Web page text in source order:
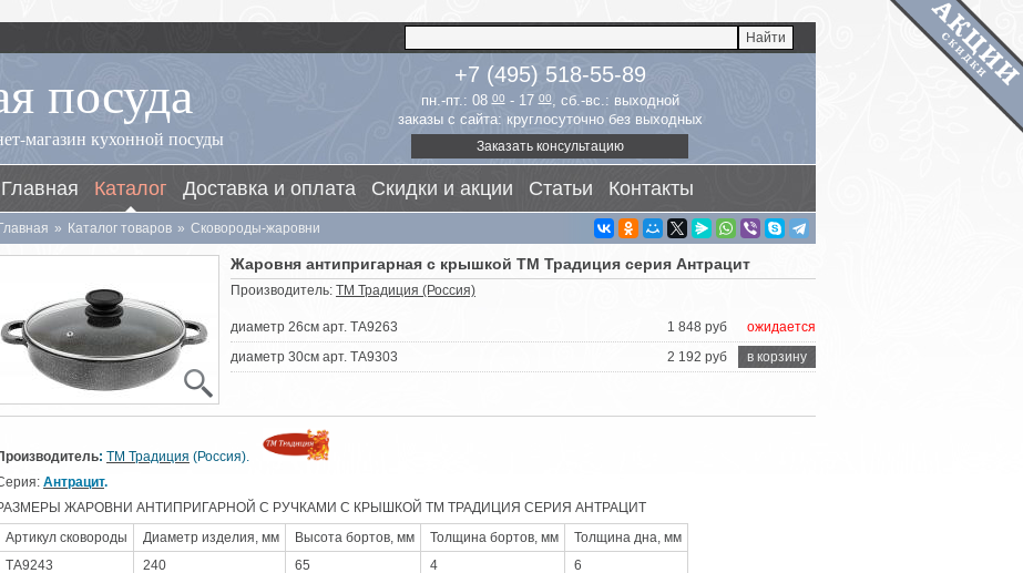
посуда
магазин кухонной посуды
+7 (495) 518-55-89
пн.-пт.: 0800- 1700, сб.-вс.: выходной
заказы с сайта: круглосуточно без выходных
Заказать консультацию
Главная Каталог Доставка и оплата Скидки и акции Статьи Контакты
Главная » Каталог товаров » Сковороды-жаровни
Жаровня антипригарная с крышкой ТМ Традиция серия Антрацит
Производитель: ТМ Традиция (Россия)
диаметр 26см арт. ТА9263 ожидается
1 848 руб
диаметр 30см арт. ТА9303
в корзину
2 192 руб
: ТМ Традиция (Россия).
Антрацит.
ЖАРОВНИ АНТИПРИГАРНОЙ С РУЧКАМИ С КРЫШКОЙ ТМ ТРАДИЦИЯ СЕРИЯ АНТРАЦИТ
Артикул сковороды
Диаметр изделия, мм Высота бортов, мм Толщина бортов, мм
Толщина дна, мм
ТА9243
240 65 4
6